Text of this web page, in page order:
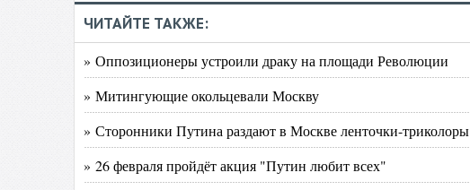
ЧИТАЙТЕ ТАКЖЕ:
» Оппозиционеры устроили драку на площади Революции
» Митингующие окольцевали Москву
» Сторонники Путина раздают в Москве ленточки-триколоры
» 26 февраля пройдёт акция "Путин любит всех"